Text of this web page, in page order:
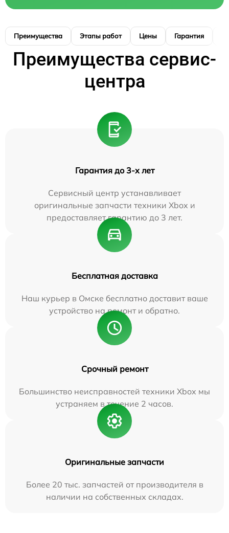
Преимущества Этапы работ Цены Гарантия
Преимущества сервис-
центра
Гарантия до 3-х лет
Сервисный центр устанавливает
оригинальные запчасти техники Xbox и
предоставляет гарантию до 3 лет.
Бесплатная доставка
Наш курьер в Омске бесплатно доставит ваше
устройство на ремонт и обратно.
Срочный ремонт
Большинство неисправностей техники Xbox мы
устраняем в течение 2 часов.
Оригинальные запчасти
Более 20 тыс. запчастей от производителя в
наличии на собственных складах.